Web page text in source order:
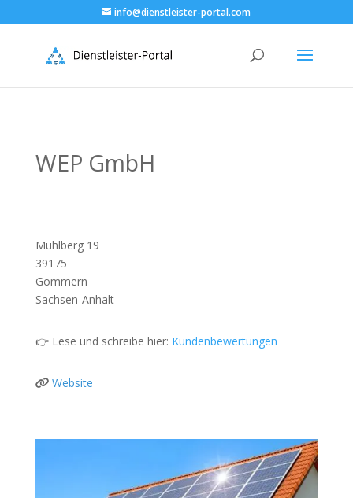
info@dienstleister-portal.com
WEP GmbH
Mühlberg 19
39175
Gommern
Sachsen-Anhalt
👉 Lese und schreibe hier: Kundenbewertungen
Website